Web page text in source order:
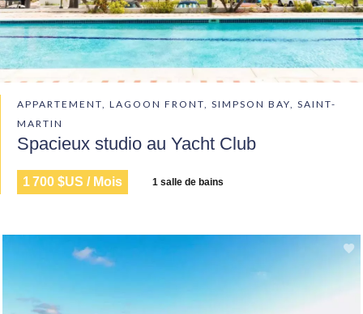
APPARTEMENT, LAGOON FRONT, SIMPSON BAY, SAINT-
MARTIN
Spacieux studio au Yacht Club
1 700 $US / Mois 1 salle de bains